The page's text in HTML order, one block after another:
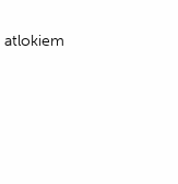
atlokiem